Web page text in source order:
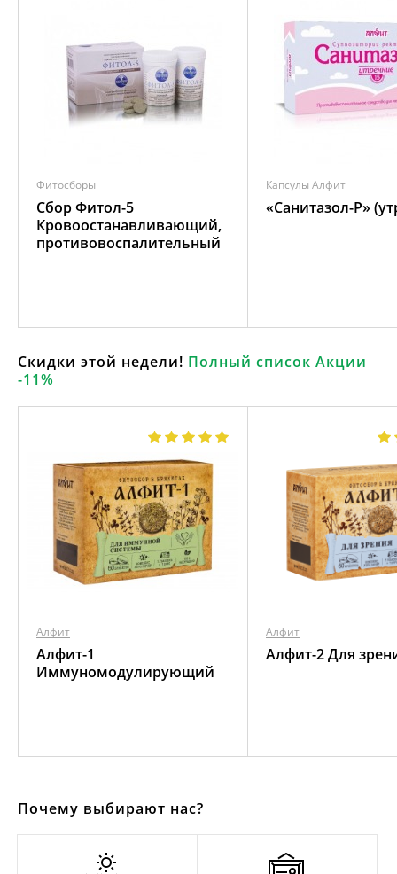
Фитосборы
Сбор Фитол-5
Кровоостанавливающий,
противовоспалительный
Капсулы Алфит
«Санитазол-P»
Скидки этой недели! Полный список Акции
-11%
Алфит
Алфит-1
Иммуномодулирующий
Алфит
Алфит-2 Для
Почему выбирают нас?